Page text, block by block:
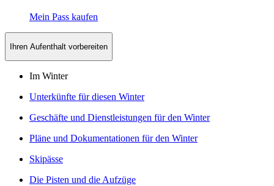
Mein Pass kaufen
Ihren Aufenthalt vorbereiten
Im Winter
Unterkünfte für diesen Winter
Geschäfte und Dienstleistungen für den Winter
Pläne und Dokumentationen für den Winter
Skipässe
Die Pisten und die Aufzüge